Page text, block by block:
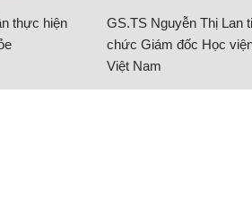
thực hiện
GS.TS Nguyễn Thị Lan
chức Giám đốc Học
Việt Nam